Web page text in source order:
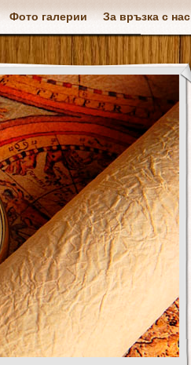
Фото галерии За връзка с нас